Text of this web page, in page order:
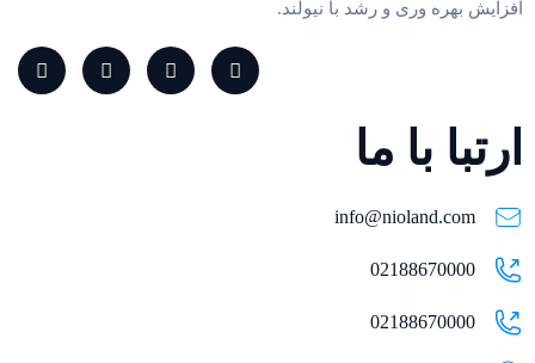
افزایش بهره وری و رشد با نیولند.
ارتبا با ما
info@nioland.com
02188670000
02188670000